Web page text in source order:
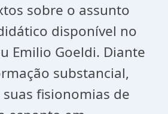
sobre o assunto
disponível no
Emilio Goeldi. Diante
substancial,
fisionomias de